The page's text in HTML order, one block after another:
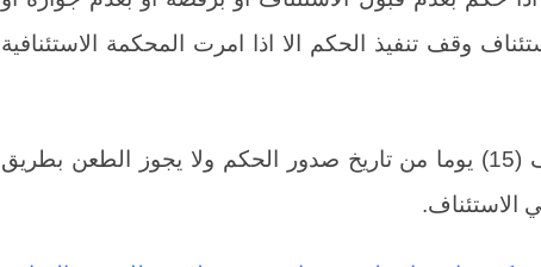
وقف تنفيذ الحكم الا اذا امرت المحكمة الاستئنافية
يكون ميعاد الطعن بالاستئناف (15) يوما من تاريخ صدور الحكم ولا يجوز الطعن بطريق
الاستئناف.